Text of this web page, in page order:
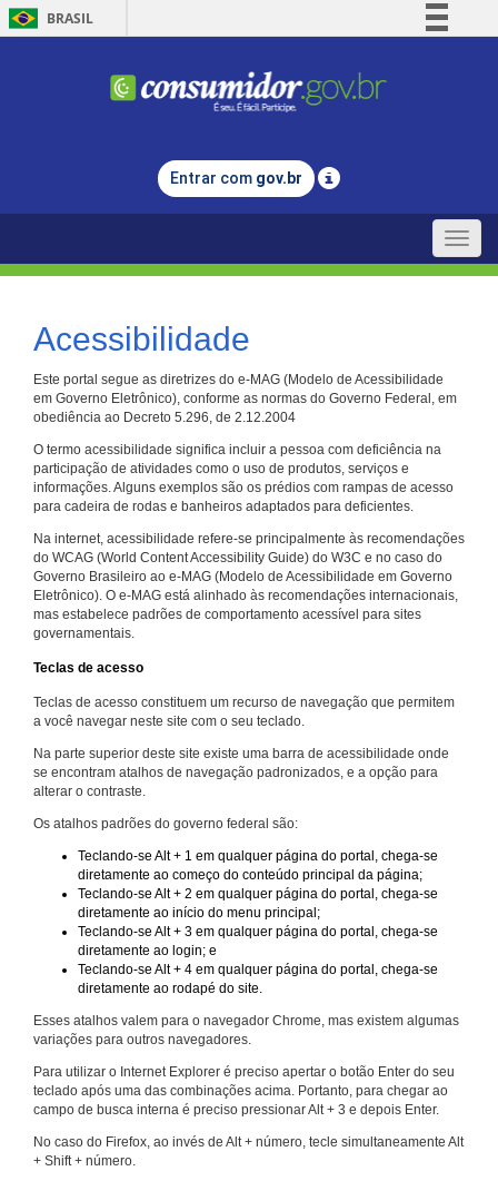
BRASIL
Comunica BR
Legislação
Entrar com gov.br
Toggle
Acessibilidade
Este portal segue as diretrizes do e-MAG (Modelo de Acessibilidade
em Governo Eletrônico), conforme as normas do Governo Federal, em
obediência ao Decreto 5.296, de 2.12.2004
O termo acessibilidade significa incluir a pessoa com deficiência na
participação de atividades como o uso de produtos, serviços e
informações. Alguns exemplos são os prédios com rampas de acesso
para cadeira de rodas e banheiros adaptados para deficientes.
Na internet, acessibilidade refere-se principalmente às recomendações
do WCAG (World Content Accessibility Guide) do W3C e no caso do
Governo Brasileiro ao e-MAG (Modelo de Acessibilidade em Governo
Eletrônico). O e-MAG está alinhado às recomendações internacionais,
mas estabelece padrões de comportamento acessível para sites
governamentais.
Teclas de acesso
Teclas de acesso constituem um recurso de navegação que permitem
a você navegar neste site com o seu teclado.
Na parte superior deste site existe uma barra de acessibilidade onde
se encontram atalhos de navegação padronizados, e a opção para
alterar o contraste.
Os atalhos padrões do governo federal são:
Teclando-se Alt + 1 em qualquer página do portal, chega-se
diretamente ao começo do conteúdo principal da página;
Teclando-se Alt + 2 em qualquer página do portal, chega-se
diretamente ao início do menu principal;
Teclando-se Alt + 3 em qualquer página do portal, chega-se
diretamente ao login; e
Teclando-se Alt + 4 em qualquer página do portal, chega-se
diretamente ao rodapé do site.
Esses atalhos valem para o navegador Chrome, mas existem algumas
variações para outros navegadores.
Para utilizar o Internet Explorer é preciso apertar o botão Enter do seu
teclado após uma das combinações acima. Portanto, para chegar ao
campo de busca interna é preciso pressionar Alt + 3 e depois Enter.
No caso do Firefox, ao invés de Alt + número, tecle simultaneamente Alt
+ Shift + número.